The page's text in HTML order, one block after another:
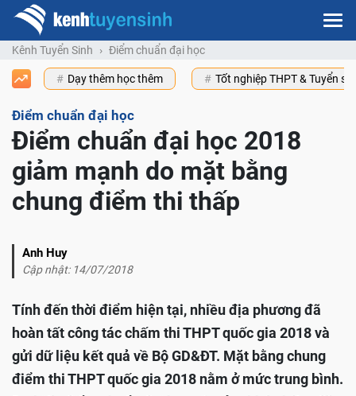
Kênh Tuyển Sinh Điểm chuẩn đại học
Dạy thêm học thêm Tốt nghiệp THPT & Tuyển
Điểm chuẩn đại học
Điểm chuẩn đại học 2018
giảm mạnh do mặt bằng
chung điểm thi thấp
Anh Huy
Cập nhật: 14/07/2018
Tính đến thời điểm hiện tại, nhiều địa phương đã
hoàn tất công tác chấm thi THPT quốc gia 2018 và
gửi dữ liệu kết quả về Bộ GD&ĐT. Mặt bằng chung
điểm thi THPT quốc gia 2018 nằm ở mức trung bình.